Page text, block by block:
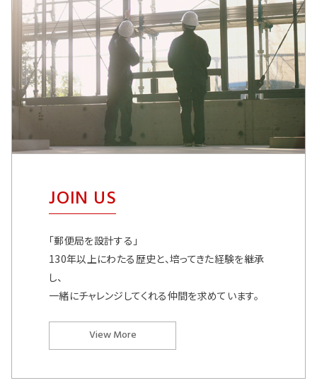
JOIN US
「郵便局を設計する」
130年以上にわたる歴史と、培ってきた経験を継承
し、
一緒にチャレンジしてくれる仲間を求めています。
View More